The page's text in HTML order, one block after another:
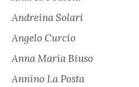
Andreina Solari
Angelo Curcio
Anna Maria Biuso
Annino La Posta